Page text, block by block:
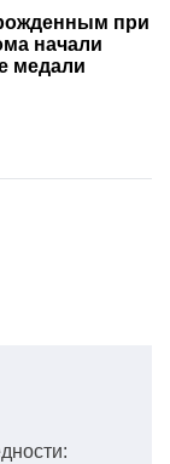
при
начали
медали